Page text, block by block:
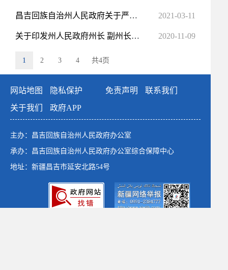
昌吉回族自治州人民政府关于严厉打击非法取水行为的通告 2021-03-11
关于印发州人民政府州长 副州长工作分工的通知 2020-11-09
1 2 3 4 共4页
网站地图 隐私保护 免责声明
联系我们
关于我们
政府APP
主办：昌吉回族自治州人民政府办公室
承办：昌吉回族自治州人民政府办公室综合保障中心
地址：新疆昌吉市延安北路54号